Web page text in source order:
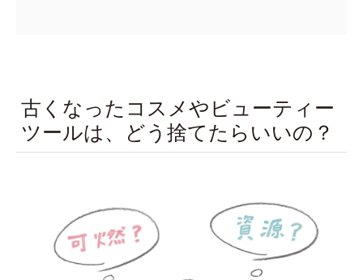
古くなったコスメやビューティー
ツールは、どう捨てたらいいの？